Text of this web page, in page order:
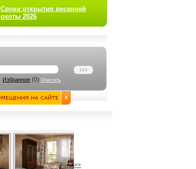
Сроки открытия весенней
охоты 2026
Избранное (0) Очистить
>>